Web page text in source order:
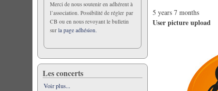
5 years 7 months
User picture upload
Merci de nous soutenir en adhérent à
l’association. Possibilité de régler par
CB ou en nous revoyant le bulletin
surla page adhésion.
Les concerts
Voir plus...